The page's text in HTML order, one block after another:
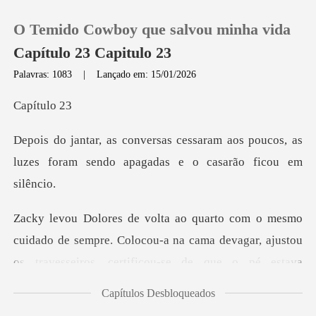
Loja
Histórico
O Temido Cowboy que salvou minha vida
Capítulo 23 Capitulo 23
Palavras: 1083 |Lançado em: 15/01/2026
ítu
am aos poucos, as
luzes foram sendo a
ado de sempre. Colocou-a na cama devagar, ajustou
os tr
Capítulos Desbloqueados